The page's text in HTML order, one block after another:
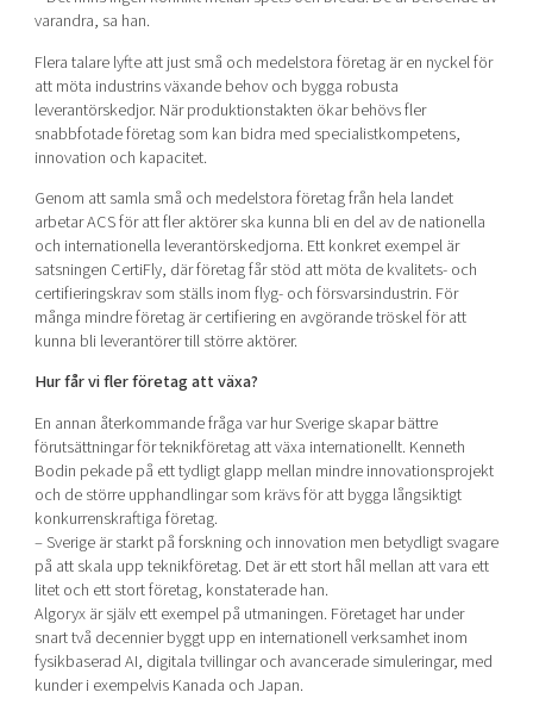
varandra, sa han.
Flera talare lyfte att just små och medelstora företag är en nyckel för
att möta industrins växande behov och bygga robusta
leverantörskedjor. När produktionstakten ökar behövs fler
snabbfotade företag som kan bidra med specialistkompetens,
innovation och kapacitet.
Genom att samla små och medelstora företag från hela landet
arbetar ACS för att fler aktörer ska kunna bli en del av de nationella
och internationella leverantörskedjorna. Ett konkret exempel är
satsningen CertiFly, där företag får stöd att möta de kvalitets- och
certifieringskrav som ställs inom flyg- och försvarsindustrin. För
många mindre företag är certifiering en avgörande tröskel för att
kunna bli leverantörer till större aktörer.
Hur får vi fler företag att växa?
En annan återkommande fråga var hur Sverige skapar bättre
förutsättningar för teknikföretag att växa internationellt. Kenneth
Bodin pekade på ett tydligt glapp mellan mindre innovationsprojekt
och de större upphandlingar som krävs för att bygga långsiktigt
konkurrenskraftiga företag.
– Sverige är starkt på forskning och innovation men betydligt svagare
på att skala upp teknikföretag. Det är ett stort hål mellan att vara ett
litet och ett stort företag, konstaterade han.
Algoryx är själv ett exempel på utmaningen. Företaget har under
snart två decennier byggt upp en internationell verksamhet inom
fysikbaserad AI, digitala tvillingar och avancerade simuleringar, med
kunder i exempelvis Kanada och Japan.